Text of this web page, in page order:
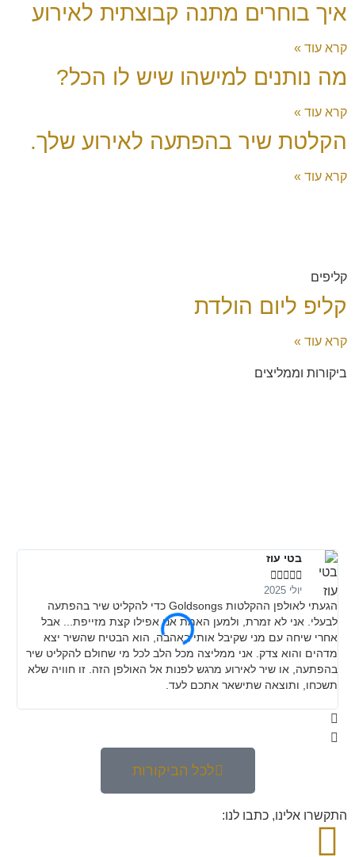
איך בוחרים מתנה קבוצתית לאירוע
קרא עוד »
מה נותנים למישהו שיש לו הכל?
קרא עוד »
הקלטת שיר בהפתעה לאירוע שלך.
קרא עוד »
קליפים
קליפ ליום הולדת
קרא עוד »
ביקורות וממליצים
בטי עוז

יולי 2025
הגעתי לאולפן ההקלטות Goldsongs כדי להקליט שיר בהפתעה
לבעלי. אני לא זמרת, ולמען האמת אני אפילו קצת מזייפת... אבל
אחרי שיחה עם מני שקיבל אותי באהבה, הוא הבטיח שהשיר יצא
מדהים והוא צדק. אני ממליצה מכל הלב לכל מי שחולם להקליט שיר
בהפתעה, או שיר לאירוע מרגש לפנות אל האולפן הזה. זו חוויה שלא
תשכחו, ותוצאה שתישאר אתכם לעד.
לכל הביקורות
התקשרו אלינו, כתבו לנו: